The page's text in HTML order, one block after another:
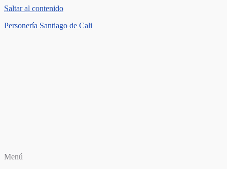
Saltar al contenido
Personería Santiago de Cali
Menú